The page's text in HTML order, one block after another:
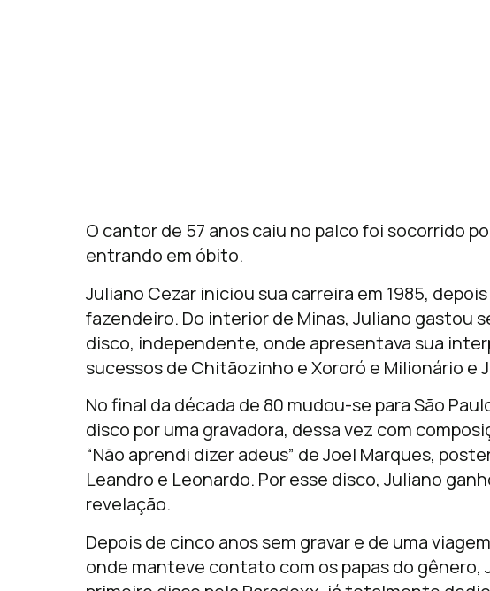
O cantor de 57 anos caiu no palco foi socorrido
entrando em óbito.
Juliano Cezar iniciou sua carreira em 1985,
fazendeiro. Do interior de Minas, Juliano gastou
disco, independente, onde apresentava sua
sucessos de Chitãozinho e Xororó e Milionário e
No final da década de 80 mudou-se para São
disco por uma gravadora, dessa vez com
“Não aprendi dizer adeus” de Joel Marques,
Leandro e Leonardo. Por esse disco, Juliano
revelação.
Depois de cinco anos sem gravar e de uma
onde manteve contato com os papas do gênero,